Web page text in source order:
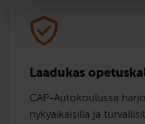
Laadukas
CAP-Autokoulussa
nykyaikaisilla ja